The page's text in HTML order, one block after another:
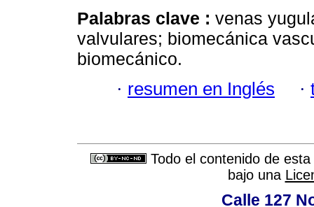
Palabras clave : venas
valvulares; biomecánica
biomecánico.
· resumen en Inglés ·
Todo el contenido de
bajo una
Calle 127